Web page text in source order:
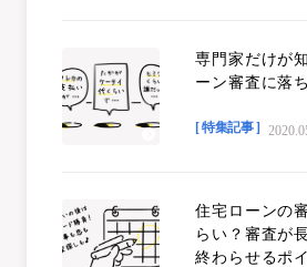
専門家だけが
ーン審査に落
[ 特集記事 ]
住宅ローンの
らい？審査が
終わらせるポ